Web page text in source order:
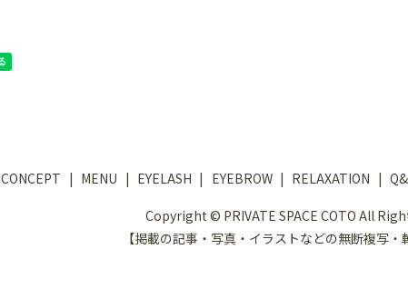
CONCEPT MENU EYELASH EYEBROW RELAXATION
Copyright © PRIVATE SPACE COTO All
【掲載の記事・写真・イラストなどの無断複写・